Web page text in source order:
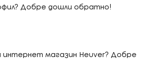
Добре дошли обратно!
интернет магазин Heuver? Добре